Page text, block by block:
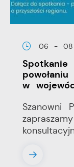
06 -
Spotkanie
w
Szanowni